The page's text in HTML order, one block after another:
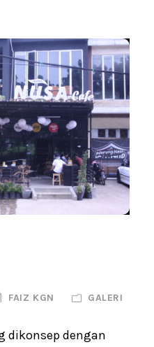
FAIZ KGN GALERI
dikonsep dengan